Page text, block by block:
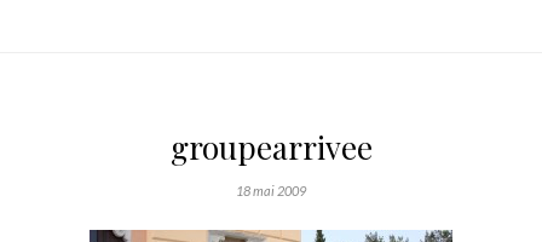
groupearrivee
18 mai 2009